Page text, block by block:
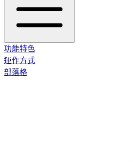
功能特色
運作方式
部落格